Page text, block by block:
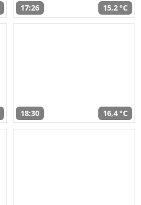
17:26 15,2 °C
18:30 16,4 °C